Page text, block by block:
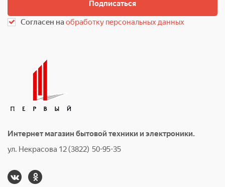
Подписаться
Согласен наобработку персональных данных
Интернет магазин бытовой техники и электроники.
ул. Некрасова 12 (3822) 50-95-35